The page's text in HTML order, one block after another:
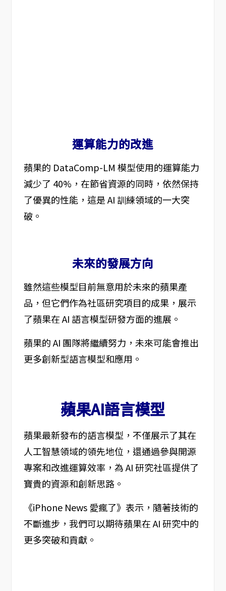
運算能力的改進
蘋果的 DataComp-LM 模型使用的運算能力
減少了 40%，在節省資源的同時，依然保持
了優異的性能，這是 AI 訓練領域的一大突
破。
未來的發展方向
雖然這些模型目前無意用於未來的蘋果產
品，但它們作為社區研究項目的成果，展示
了蘋果在 AI 語言模型研發方面的進展。
蘋果的 AI 團隊將繼續努力，未來可能會推出
更多創新型語言模型和應用。
蘋果AI語言模型
蘋果最新發布的語言模型，不僅展示了其在
人工智慧領域的領先地位，還通過參與開源
專案和改進運算效率，為 AI 研究社區提供了
寶貴的資源和創新思路。
《iPhone News 愛瘋了》表示，隨著技術的
不斷進步，我們可以期待蘋果在 AI 研究中的
更多突破和貢獻。